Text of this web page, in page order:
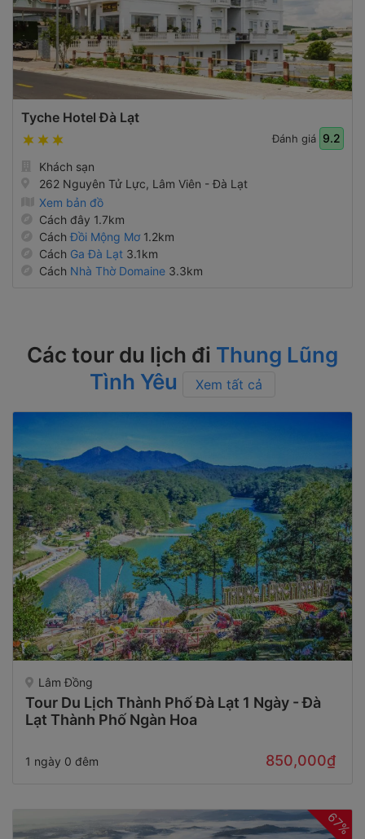
Tyche Hotel Đà Lạt
Đánh giá 9.2
Khách sạn
262 Nguyên Tử Lực, Lâm Viên - Đà Lạt
Xem bản đồ
Cách đây 1.7km
CáchĐồi Mộng Mơ1.2km
Cách Ga Đà Lạt 3.1km
Cách Nhà Thờ Domaine 3.3km
Các tour du lịch đi Thung Lũng
Tình Yêu
Xem tất cả
Lâm Đồng
Tour Du Lịch Thành Phố Đà Lạt 1 Ngày - Đà
Lạt Thành Phố Ngàn Hoa
1 ngày 0 đêm 850,000₫
67%